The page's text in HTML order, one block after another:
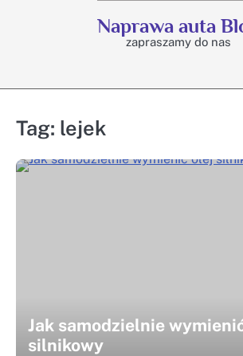
Naprawa auta
zapraszamy do nas
Tag: lejek
Jak samodzielnie
silnikowy